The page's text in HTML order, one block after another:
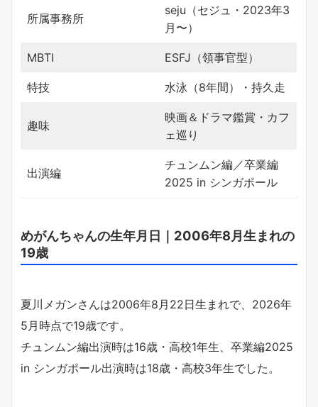
所属事務所
seju（セジュ・2023年3
月〜）
MBTI ESFJ（領事官型）
特技 水泳（8年間）・持久走
趣味
映画＆ドラマ鑑賞・カフ
ェ巡り
出演編
チュンムン編／卒業編
2025 in シンガポール
めがんちゃんの生年月日｜2006年8月生まれの
19歳
夏川メガンさんは2006年8月22日生まれで、2026年
5月時点で19歳です。
チュンムン編出演時は16歳・高校1年生、卒業編2025
in シンガポール出演時は18歳・高校3年生でした。